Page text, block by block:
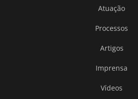
Atuação
Processos
Artigos
Imprensa
Vídeos